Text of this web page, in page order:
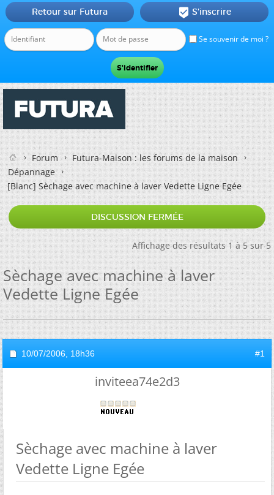
Se souvenir de moi ?
Retour sur Futura  S'inscrire
Forum
Futura-Maison : les forums de la maison
Dépannage
[Blanc]Sèchage avec machine à laver Vedette Ligne Egée
DISCUSSION FERMÉE
Affichage des résultats 1 à 5 sur 5
Sèchage avec machine à laver
Vedette Ligne Egée
10/07/2006, 18h36 #1
inviteea74e2d3
Sèchage avec machine à laver
Vedette Ligne Egée